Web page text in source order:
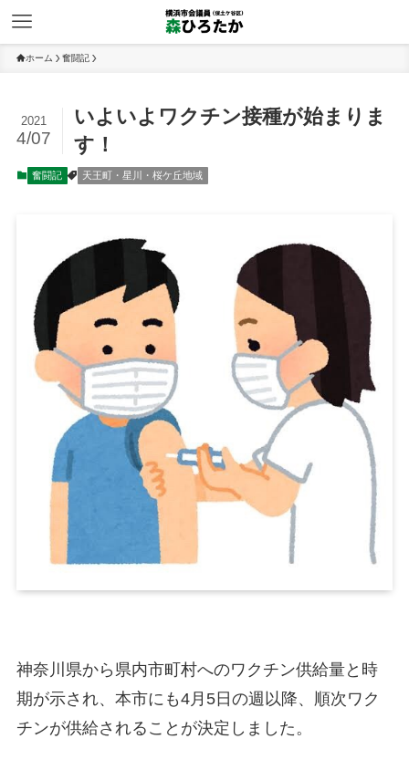
ホーム 奮闘記
いよいよワクチン接種が始まりま
す！
2021
4/07
奮闘記 天王町・星川・桜ケ丘地域
神奈川県から県内市町村へのワクチン供給量と時
期が示され、本市にも4月5日の週以降、順次ワク
チンが供給されることが決定しました。